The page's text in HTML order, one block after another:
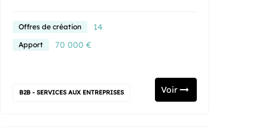
Offres de création 14
Apport 70 000 €
B2B - SERVICES AUX ENTREPRISES Voir